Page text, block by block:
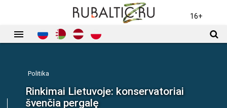
16+
Politika
Rinkimai Lietuvoje: konservatoriai
švenčia pergalę